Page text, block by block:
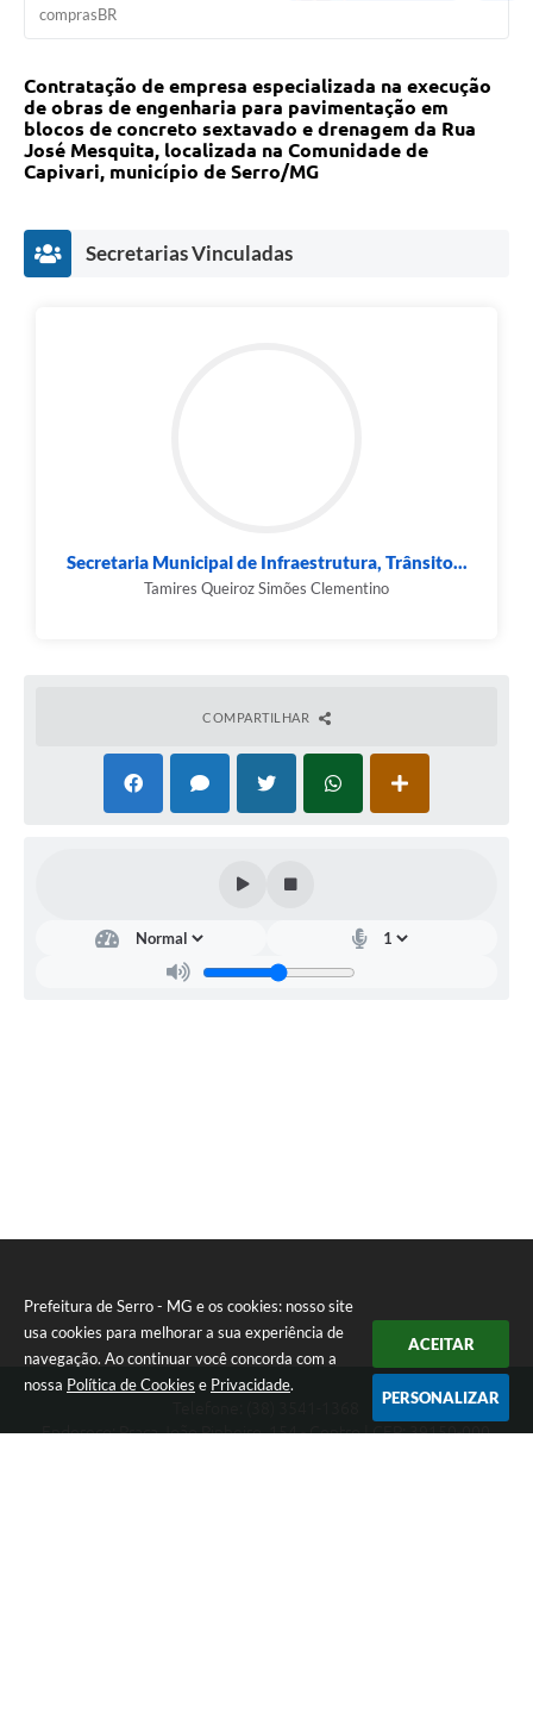
Prefeitura de Serro - MG e os cookies: nosso site
usa cookies para melhorar a sua experiência de
navegação. Ao continuar você concorda com a
nossa Política de Cookies e Privacidade.
ACEITAR
PERSONALIZAR
Covid -19 em Serro
Links
Audiências Públicas
Galeria de Vídeos
Radar da Transparência Pública
comprasBR
Contratação de empresa especializada na execução
de obras de engenharia para pavimentação em
blocos de concreto sextavado e drenagem da Rua
José Mesquita, localizada na Comunidade de
Capivari, município de Serro/MG
Secretarias Vinculadas
Secretaria Municipal de Infraestrutura, Trânsito...
Tamires Queiroz Simões Clementino
COMPARTILHAR
Endereço: Praça João Pinheiro, 154 - Centro | CEP: 39150-000